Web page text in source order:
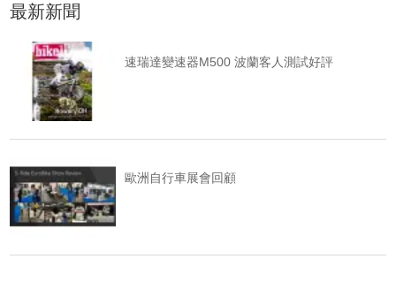
最新新聞
速瑞達變速器M500 波蘭客人測試好評
歐洲自行車展會回顧